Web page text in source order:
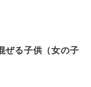
ぜる子供（女の子